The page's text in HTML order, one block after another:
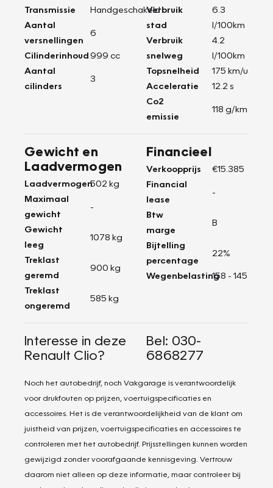
Transmissie
Handgeschakeld
Aantal
versnellingen
6
Cilinderinhoud999 cc
Aantal
cilinders
3
Verbruik
stad
6.3
l/100km
Verbruik
snelweg
4.2
l/100km
Topsnelheid
175 km/u
Acceleratie
12.2 s
Co2
emissie
118 g/km
Gewicht en
Laadvermogen
Laadvermogen502 kg
Maximaal
gewicht
-
Gewicht
leeg
1078 kg
Treklast
geremd
900 kg
Treklast
ongeremd
585 kg
Financieel
Verkoopprijs
€15.385
Financial
lease
-
Btw
marge
B
Bijtelling
percentage
22%
Wegenbelasting158 - 145
Interesse in deze
Renault Clio?
Bel: 030-
6868277
Noch het autobedrijf, noch Vakgarage is verantwoordelijk
voor drukfouten op prijzen, voertuigspecificaties en
accessoires. Het is de verantwoordelijkheid van de klant om
juistheid van prijzen, voertuigspecificaties en accessoires te
controleren met het autobedrijf. Prijsstellingen kunnen worden
gewijzigd zonder voorafgaande kennisgeving. Vertrouw
daarom niet alleen op deze informatie, maar controleer bij